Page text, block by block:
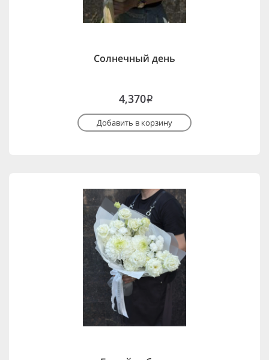
Солнечный день
4,370i
Добавить в корзину